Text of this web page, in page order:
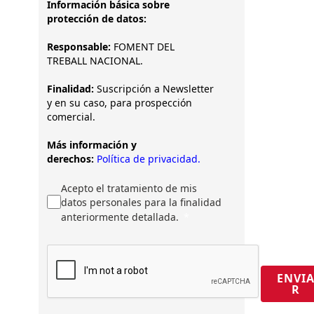
Información básica sobre
protección de datos:
Responsable: FOMENT DEL
TREBALL NACIONAL.
Finalidad: Suscripción a Newsletter
y en su caso, para prospección
comercial.
Más información y
derechos: Política de privacidad.
Acepto el tratamiento de mis
datos personales para la finalidad
anteriormente detallada.
ENVIA
R